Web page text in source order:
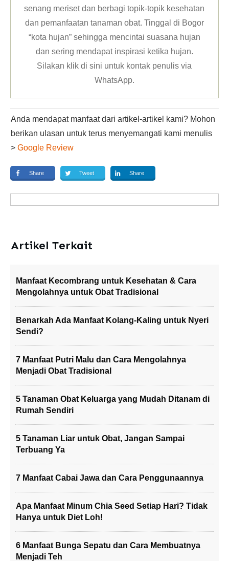
senang meriset dan berbagi topik-topik kesehatan
dan pemanfaatan tanaman obat. Tinggal di Bogor
“kota hujan” sehingga mencintai suasana hujan
dan sering mendapat inspirasi ketika hujan.
Silakan klikdi sini untuk kontak penulis via
WhatsApp.
Anda mendapat manfaat dari artikel-artikel kami? Mohon
berikan ulasan untuk terus menyemangati kami menulis
> Google Review
Share Tweet Share
Artikel Terkait
Manfaat Kecombrang untuk Kesehatan & Cara
Mengolahnya untuk Obat Tradisional
Benarkah Ada Manfaat Kolang-Kaling untuk Nyeri
Sendi?
7 Manfaat Putri Malu dan Cara Mengolahnya
Menjadi Obat Tradisional
5 Tanaman Obat Keluarga yang Mudah Ditanam di
Rumah Sendiri
5 Tanaman Liar untuk Obat, Jangan Sampai
Terbuang Ya
7 Manfaat Cabai Jawa dan Cara Penggunaannya
Apa Manfaat Minum Chia Seed Setiap Hari? Tidak
Hanya untuk Diet Loh!
6 Manfaat Bunga Sepatu dan Cara Membuatnya
Menjadi Teh